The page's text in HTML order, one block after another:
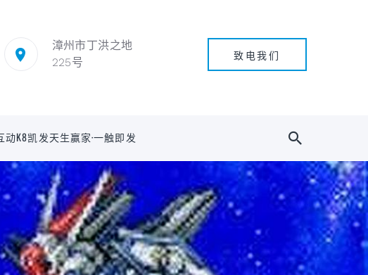
漳州市丁洪之地
225号
致电我们
动K8凯发天生赢家·一触即发